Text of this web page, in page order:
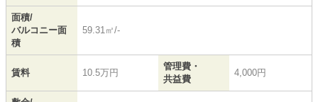
面積/
バルコニー面
積
59.31㎡/-
賃料 10.5万円
管理費・
共益費
4,000円